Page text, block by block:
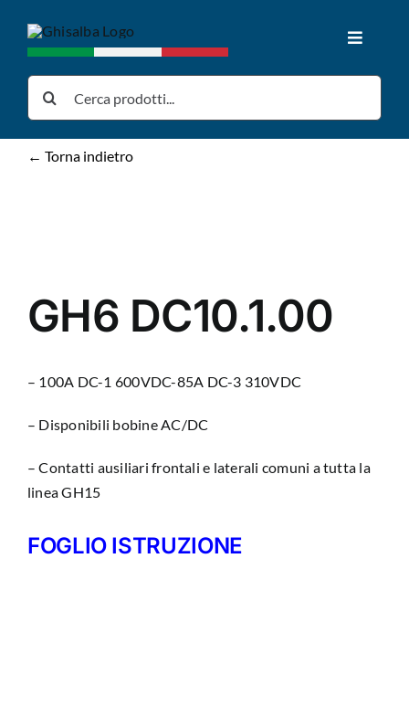
contenuto
Toggle
Home
Prodotti
Chi siamo
Contatti
← Torna indietro
GH6 DC10.1.00
– 100A DC-1 600VDC-85A DC-3 310VDC
– Disponibili bobine AC/DC
– Contatti ausiliari frontali e laterali comuni a tutta la
linea GH15
FOGLIO ISTRUZIONE